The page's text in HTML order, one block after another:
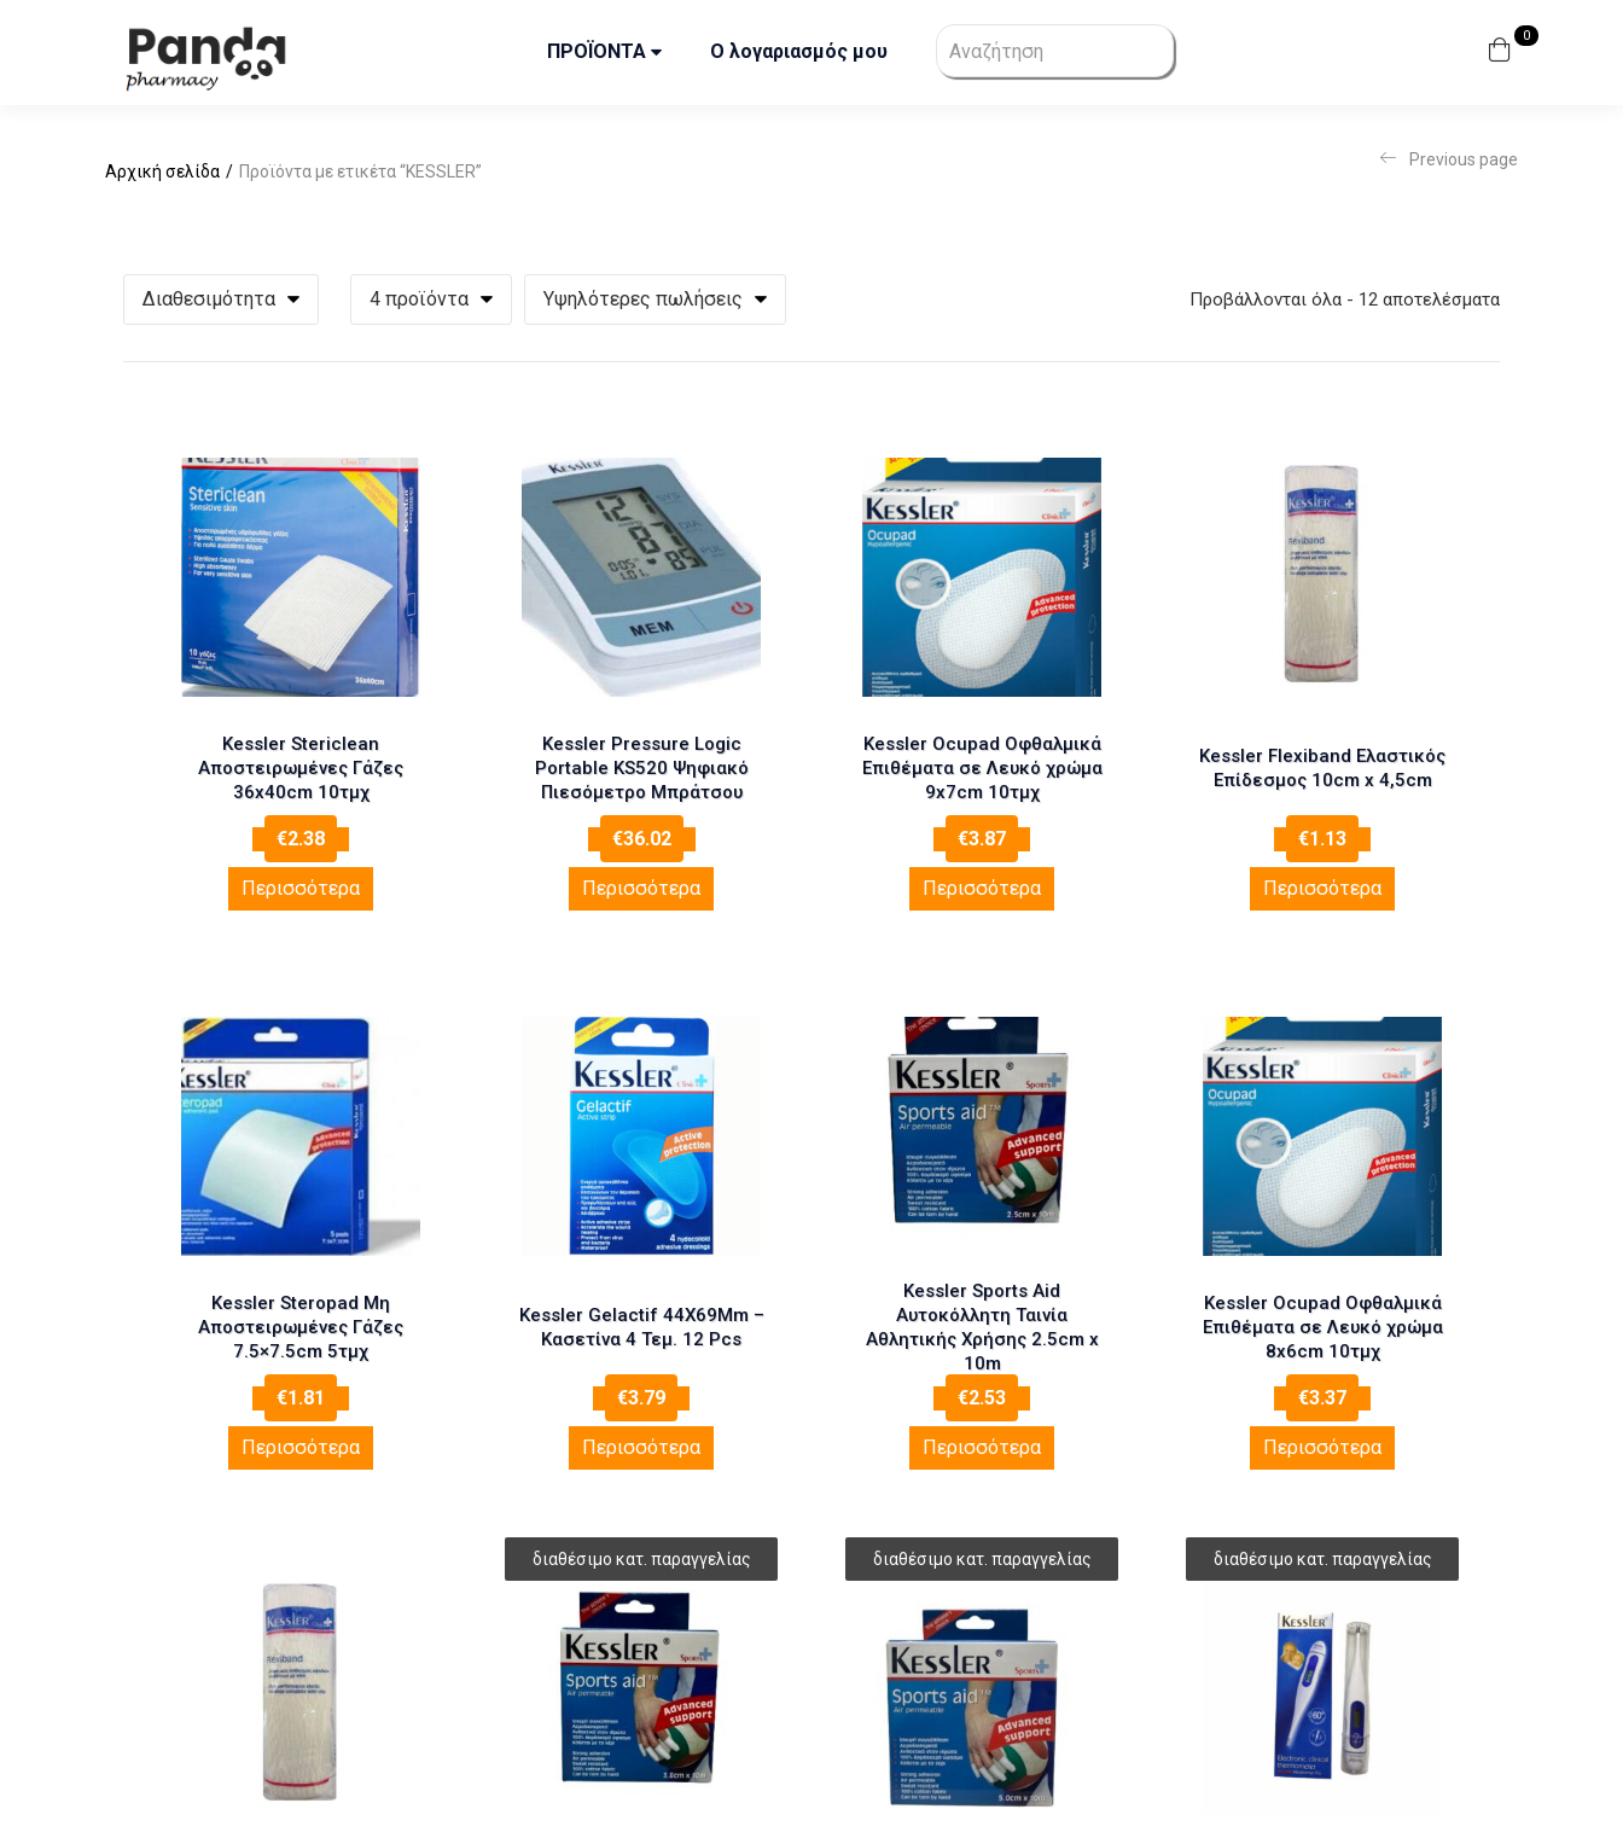
ΠΡΟΪΟΝΤΑ Ο λογαριασμός μου
0
Αρχική σελίδα Προϊόντα με ετικέτα “KESSLER”
Previous page
Προβάλλονται όλα - 12 αποτελέσματα
Υψηλότερες πωλήσεις
4 προϊόντα
Διαθεσιμότητα
Kessler Stericlean
Αποστειρωμένες Γάζες
36x40cm 10τμχ
€2.38
Περισσότερα
Kessler Pressure Logic
Portable KS520 Ψηφιακό
Πιεσόμετρο Μπράτσου
€36.02
Περισσότερα
Kessler Ocupad Οφθαλμικά
Επιθέματα σε Λευκό χρώμα
9x7cm 10τμχ
€3.87
Περισσότερα
Kessler Flexiband Ελαστικός
Επίδεσμος 10cm x 4,5cm
€1.13
Περισσότερα
Kessler Steropad Μη
Αποστειρωμένες Γάζες
7.5×7.5cm 5τμχ
€1.81
Περισσότερα
Kessler Gelactif 44X69Mm –
Κασετίνα 4 Τεμ. 12 Pcs
€3.79
Περισσότερα
Kessler Sports Aid
Αυτοκόλλητη Ταινία
Αθλητικής Χρήσης 2.5cm x
10m
€2.53
Περισσότερα
Kessler Ocupad Οφθαλμικά
Επιθέματα σε Λευκό χρώμα
8x6cm 10τμχ
€3.37
Περισσότερα